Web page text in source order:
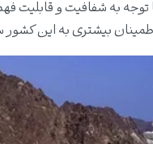
به شفافیت و قابلیت
بیشتری به این کشور